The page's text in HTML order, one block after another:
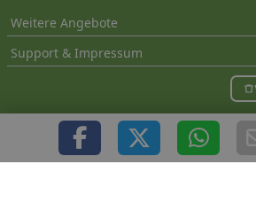
Weitere Angebote
Support & Impressum
Sie befinden sich hier: Odenwald Jobs und
Arbeit in Odenwald
Copyright © 2000 - 2026 1A-Infosysteme.de |